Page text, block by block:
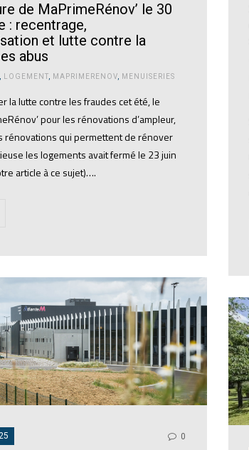
de MaPrimeRénov’ le 30
: recentrage,
et lutte contre la
abus
, LOGEMENT, MAPRIMERENOV, MENUISERIES
la lutte contre les fraudes cet été, le
pour les rénovations d’ampleur,
rénovations qui permettent de rénover
les logements avait fermé le 23 juin
article à ce sujet)….
0